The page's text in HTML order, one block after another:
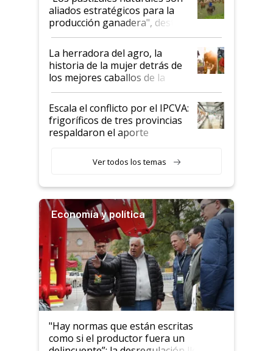
para el agro en Argentina, con
foco en la carne
aliados estratégicos para la
producción ganadera", destaca
la iniciativa que ya reúne a 46
establecimientos en Argentina
La herradora del agro, la
historia de la mujer detrás de
los mejores caballos de la
Argentina y los mitos que
todavía hacen sufrir a estos
animales: "Mientras me
descalificaban, yo seguí
haciendo currículum"
Escala el conflicto por el IPCVA:
frigoríficos de tres provincias
respaldaron el aporte
Ver todos los temas
Economía y política
"Hay normas que están escritas
como si el productor fuera un